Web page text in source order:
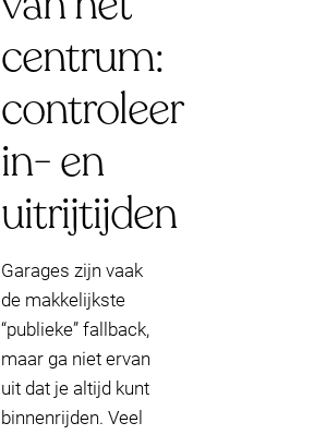
centrum:
controleer
in- en
uitrijtijden
Garages zijn vaak
de makkelijkste
“publieke” fallback,
maar ga niet ervan
uit dat je altijd kunt
binnenrijden. Veel